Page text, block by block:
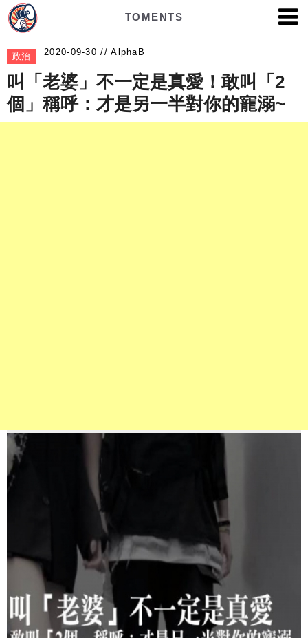
TOMENTS
政治 AlphaB
叫「老婆」不一定是真愛！敢叫「2
個」稱呼：才是另一半對你的寵溺~